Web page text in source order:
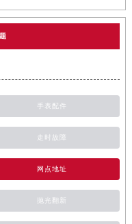
手表配件
走时故障
网点地址
抛光翻新